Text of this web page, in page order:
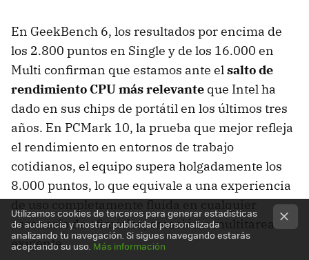
En GeekBench 6, los resultados por encima de
los 2.800 puntos en Single y de los 16.000 en
Multi confirman que estamos ante elsalto de
rendimiento CPU más relevante que Intel ha
dado en sus chips de portátil en los últimos tres
años. En PCMark 10, la prueba que mejor refleja
el rendimiento en entornos de trabajo
cotidianos, el equipo supera holgadamente los
8.000 puntos, lo que equivale a una experiencia
de uso completamente fluida en cualquier
escenario de ofimática, creación o multitarea
exigente.
Utilizamos cookies de terceros para generar estadísticas
de audiencia y mostrar publicidad personalizada
analizando tu navegación. Si sigues navegando estarás
aceptando su uso. Más información